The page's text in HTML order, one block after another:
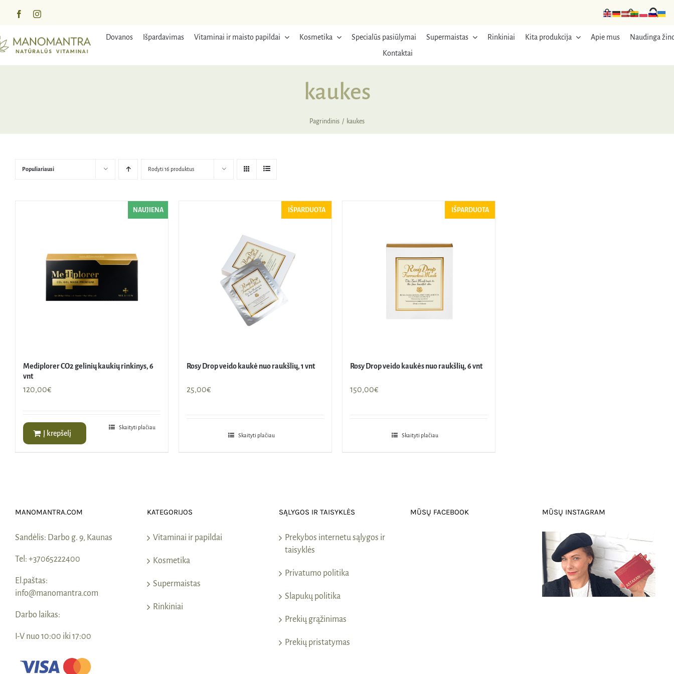
turinį
Dovanos Išpardavimas Vitaminai ir maisto papildai Kosmetika Specialūs pasiūlymai Supermaistas Rinkiniai Kita produkcija Apie mus
Naudinga
Kontaktai
kaukes
Pagrindinis kaukes
Populiariausi Rodyti 16 produktus
NAUJIENA
Mediplorer CO2 gelinių kaukių rinkinys, 6
vnt
120,00€
Į krepšelį
Skaityti plačiau
IŠPARDUOTA
Rosy Drop veido kaukė nuo raukšlių, 1 vnt
25,00€
Skaityti plačiau
IŠPARDUOTA
Rosy Drop veido kaukės nuo raukšlių, 6 vnt
150,00€
Skaityti plačiau
MANOMANTRA.COM
Sandėlis: Darbo g. 9, Kaunas
Tel: +37065222400
El.paštas:
info@manomantra.com
Darbo laikas:
I-V nuo 10:00 iki 17:00
KATEGORIJOS
Vitaminai ir papildai
Kosmetika
Supermaistas
Rinkiniai
SĄLYGOS IR TAISYKLĖS
Prekybos internetu sąlygos ir
taisyklės
Privatumo politika
Slapukų politika
Prekių grąžinimas
Prekių pristatymas
MŪSŲ FACEBOOK MŪSŲ INSTAGRAM